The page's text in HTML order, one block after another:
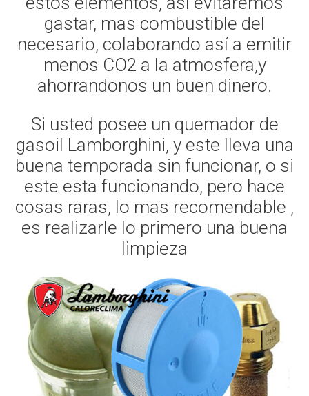
gastar, mas combustible del
necesario, colaborando así a emitir
menos CO2 a la atmosfera,y
ahorrandonos un buen dinero.
Si usted posee un quemador de
gasoil Lamborghini, y este lleva una
buena temporada sin funcionar, o si
este esta funcionando, pero hace
cosas raras, lo mas recomendable ,
es realizarle lo primero una buena
limpieza